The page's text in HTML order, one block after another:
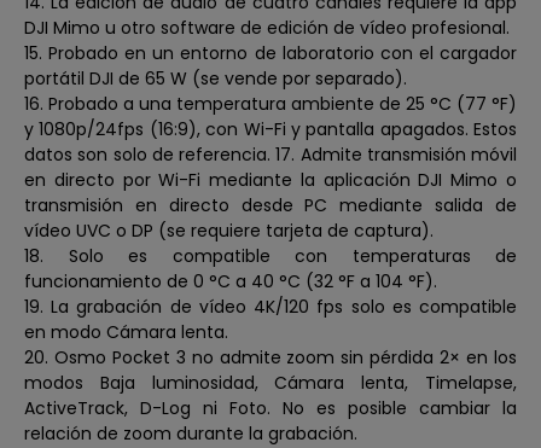
DJI Mimo u otro software de edición de vídeo profesional.
15. Probado en un entorno de laboratorio con el cargador
portátil DJI de 65 W (se vende por separado).
16. Probado a una temperatura ambiente de 25 °C (77 °F)
y 1080p/24fps (16:9), con Wi-Fi y pantalla apagados. Estos
datos son solo de referencia. 17. Admite transmisión móvil
en directo por Wi-Fi mediante la aplicación DJI Mimo o
transmisión en directo desde PC mediante salida de
vídeo UVC o DP (se requiere tarjeta de captura).
18. Solo es compatible con temperaturas de
funcionamiento de 0 °C a 40 °C (32 °F a 104 °F).
19. La grabación de vídeo 4K/120 fps solo es compatible
en modo Cámara lenta.
20. Osmo Pocket 3 no admite zoom sin pérdida 2× en los
modos Baja luminosidad, Cámara lenta, Timelapse,
ActiveTrack, D-Log ni Foto. No es posible cambiar la
relación de zoom durante la grabación.